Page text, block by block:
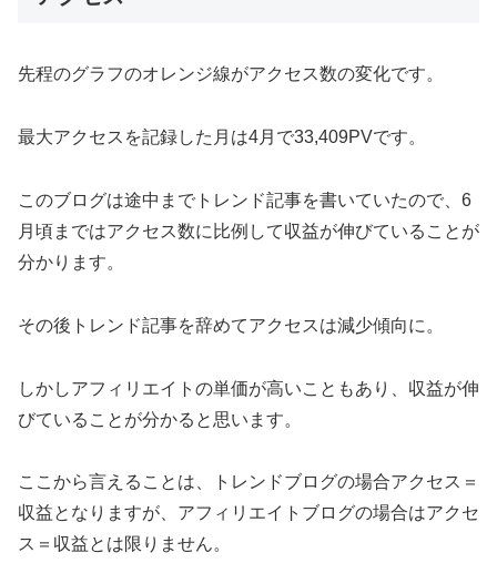
先程のグラフのオレンジ線がアクセス数の変化です。
最大アクセスを記録した月は4月で33,409PVです。
このブログは途中までトレンド記事を書いていたので、6
月頃まではアクセス数に比例して収益が伸びていることが
分かります。
その後トレンド記事を辞めてアクセスは減少傾向に。
しかしアフィリエイトの単価が高いこともあり、収益が伸
びていることが分かると思います。
ここから言えることは、トレンドブログの場合アクセス＝
収益となりますが、アフィリエイトブログの場合はアクセ
ス＝収益とは限りません。